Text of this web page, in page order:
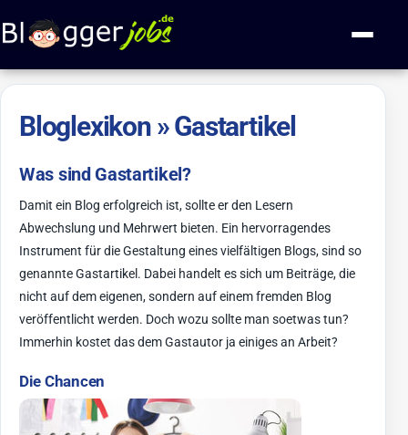
Bloglexikon » Gastartikel
Was sind Gastartikel?
Damit ein Blog erfolgreich ist, sollte er den Lesern
Abwechslung und Mehrwert bieten. Ein hervorragendes
Instrument für die Gestaltung eines vielfältigen Blogs, sind so
genannte Gastartikel. Dabei handelt es sich um Beiträge, die
nicht auf dem eigenen, sondern auf einem fremden Blog
veröffentlicht werden. Doch wozu sollte man soetwas tun?
Immerhin kostet das dem Gastautor ja einiges an Arbeit?
Die Chancen